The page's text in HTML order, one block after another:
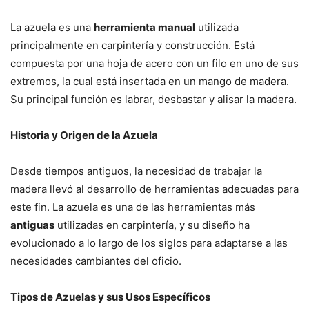
La azuela es una herramienta manual utilizada
principalmente en carpintería y construcción. Está
compuesta por una hoja de acero con un filo en uno de sus
extremos, la cual está insertada en un mango de madera.
Su principal función es labrar, desbastar y alisar la madera.
Historia y Origen de la Azuela
Desde tiempos antiguos, la necesidad de trabajar la
madera llevó al desarrollo de herramientas adecuadas para
este fin. La azuela es una de las herramientas más
antiguas utilizadas en carpintería, y su diseño ha
evolucionado a lo largo de los siglos para adaptarse a las
necesidades cambiantes del oficio.
Tipos de Azuelas y sus Usos Específicos